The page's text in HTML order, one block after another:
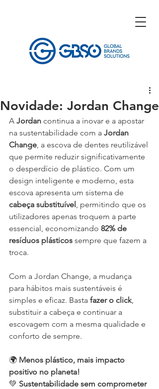
Novidade: Jordan Change
A Jordan continua a inovar e a apostar
na sustentabilidade com a Jordan
Change, a escova de dentes reutilizável
que permite reduzir significativamente
o desperdício de plástico. Com um
design inteligente e moderno, esta
escova apresenta um sistema de
cabeça substituível, permitindo que os
utilizadores apenas troquem a parte
essencial, economizando 82% de
resíduos plásticos sempre que fazem a
troca.
Com a Jordan Change, a mudança
para hábitos mais sustentáveis é
simples e eficaz. Basta fazer o click,
substituir a cabeça e continuar a
escovagem com a mesma qualidade e
conforto de sempre.
🌍 Menos plástico, mais impacto
positivo no planeta!
💚 Sustentabilidade sem comprometer